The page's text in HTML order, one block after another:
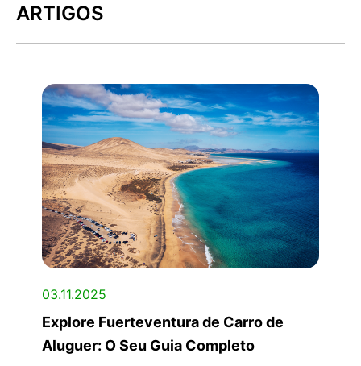
ARTIGOS
03.11.2025
Explore Fuerteventura de Carro de
Aluguer: O Seu Guia Completo